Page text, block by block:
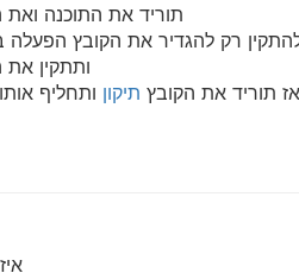
תוריד את התוכנה
רק להגדיר את הקובץ הפעלה
ותתקין
תוריד את הקובץ תיקון ותחליף